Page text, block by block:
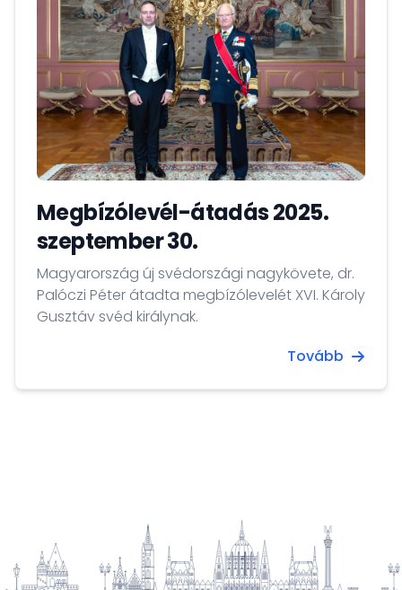
Megbízólevél-átadás 2025.
szeptember 30.
Magyarország új svédországi nagykövete, dr.
Palóczi Péter átadta megbízólevelét XVI. Károly
Gusztáv svéd királynak.
Tovább